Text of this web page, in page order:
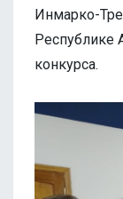
Инмарко-
Республике
конкурса.